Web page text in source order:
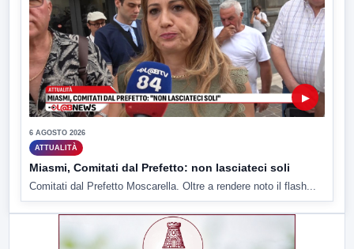
▶
6 AGOSTO 2026
ATTUALITÀ
Miasmi, Comitati dal Prefetto: non lasciateci soli
Comitati dal Prefetto Moscarella. Oltre a rendere noto il flash...